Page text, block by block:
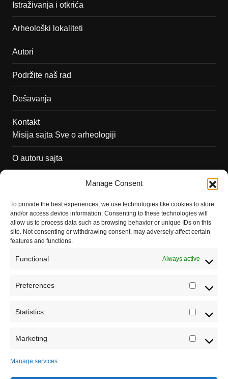
Manage Consent
To provide the best experiences, we use technologies like cookies to store
and/or access device information. Consenting to these technologies will
allow us to process data such as browsing behavior or unique IDs on this
site. Not consenting or withdrawing consent, may adversely affect certain
features and functions.
Functional Always active
Preferences
Statistics
Marketing
Manage services
Istraživanja i otkrića
Arheološki lokaliteti
Autori
Podržite naš rad
Dešavanja
Kontakt
Misija sajta Sve o arheologiji
O autoru sajta
Saradnja